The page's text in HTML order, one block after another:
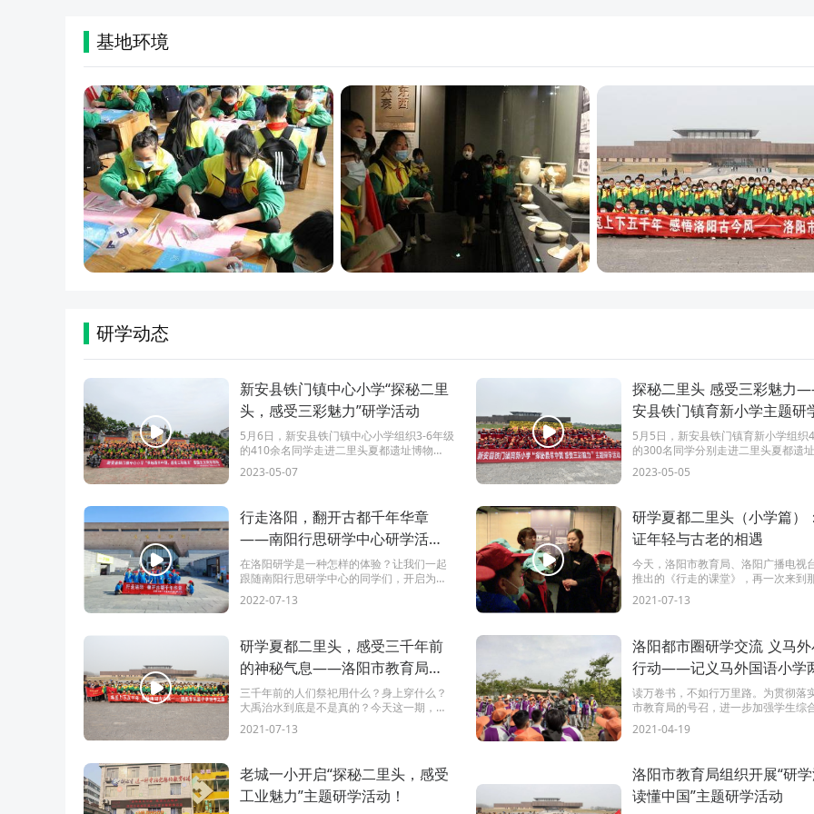
基地环境
研学动态
新安县铁门镇中心小学“探秘二里
头，感受三彩魅力”研学活动
5月6日，新安县铁门镇中心小学组织3-6年级
的410余名同学走进二里头夏都遗址博物
馆、张家彩窑研学基地，开启“探秘二里头，
感受三彩魅力”爱国主义研学之旅。
2023-05-07
探秘二里头 感受三彩魅力
安县铁门镇育新小学主题研
动
5月5日，新安县铁门镇育新小学组织
的300名同学分别走进二里头夏都遗
馆、张家彩窑研学基地，开展“探秘
受三彩魅力”主题研学活动。
2023-05-05
行走洛阳，翻开古都千年华章
——南阳行思研学中心研学活动
纪实
在洛阳研学是一种怎样的体验？让我们一起
跟随南阳行思研学中心的同学们，开启为期
七天的洛阳研学之旅吧。
2022-07-13
研学夏都二里头（小学篇）
证年轻与古老的相遇
今天，洛阳市教育局、洛阳广播电视
推出的《行走的课堂》，再一次来到
实了夏朝不只是神话的二里头夏都遗
馆。期待充满活力的小学生们会与中
2021-07-13
研学夏都二里头，感受三千年前
的神秘气息——洛阳市教育局、
洛阳广播电视台倾力打造的《行
走的课堂》开播
三千年前的人们祭祀用什么？身上穿什么？
大禹治水到底是不是真的？今天这一期，我
们来到威严又神秘的二里头夏都遗址博物馆
一探究竟！！！
2021-07-13
洛阳都市圈研学交流 义马
行动——记义马外国语小学
一晚研学实践教育活动
读万卷书，不如行万里路。为贯彻落
市教育局的号召，进一步加强学生综
教育，在义马市青少年活动中心的指
月17日至18日，义马市外国语小学六
主题的两日研学实践活动！！让我们
看一看活动全记录吧！！
2021-04-19
老城一小开启“探秘二里头，感受
工业魅力”主题研学活动！
洛阳市教育局组织开展“研
读懂中国”主题研学活动